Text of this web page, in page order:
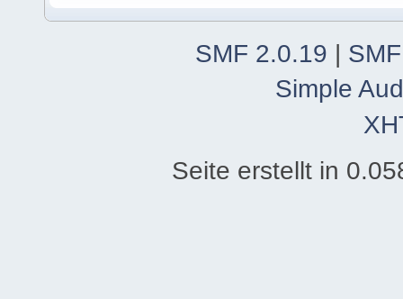
SMF 2.0.19 |
Simple
Seite erstellt in